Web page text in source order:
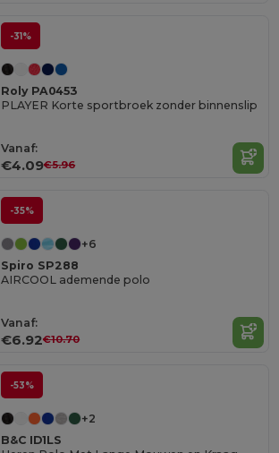
-31%
Roly PA0453
PLAYER Korte sportbroek zonder binnenslip
Vanaf:
€4.09€5.96
-35%
+6
Spiro SP288
AIRCOOL ademende polo
Vanaf:
€6.92€10.70
-53%
+2
B&C ID1LS